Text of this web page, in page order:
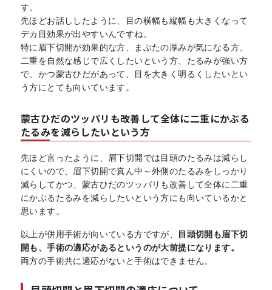
す。
先ほどお話ししたように、目の横幅も縦幅も大きくなって
デカ目効果が出やすいんですね。
特に眉下切開が効果的な方、まぶたの厚みが気になる方、
二重を自然な感じで広くしたいという方、たるみが強い方
で、かつ蒙古ひだがあって、目を大きく明るくしたいとい
う方にとても向いています。
蒙古ひだのツッパリも改善して全体に二重にかぶる
たるみを減らしたいという方
先ほど言ったように、眉下切開では目頭のたるみは減らし
にくいので、眉下切開で真ん中～外側のたるみをしっかり
減らしてかつ、蒙古ひだのツッパリも改善して全体に二重
にかぶるたるみを減らしたいという方にも向いているかと
思います。
以上が併用手術が向いている方ですが、 目頭切開も眉下切
開も、手術の適応があるというのが大前提になります。
両方の手術共に適応がないと手術はできません。